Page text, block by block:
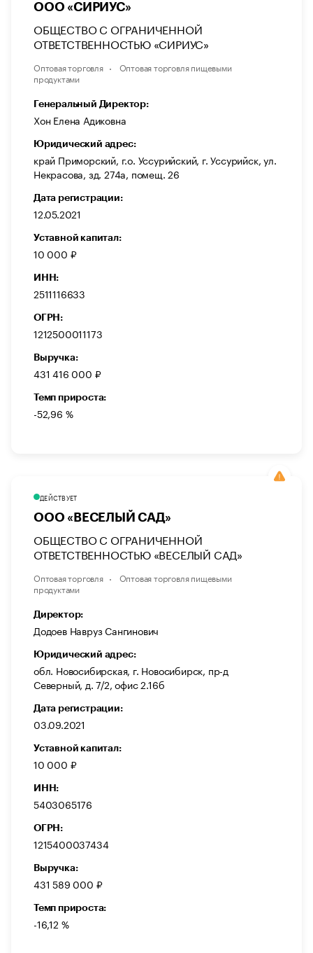
ООО «СИРИУС»
ОБЩЕСТВО С ОГРАНИЧЕННОЙ
ОТВЕТСТВЕННОСТЬЮ «СИРИУС»
Оптовая торговля
Оптовая торговля пищевыми
продуктами
Генеральный Директор:
Хон Елена Адиковна
Юридический адрес:
край Приморский, г.о. Уссурийский, г. Уссурийск, ул.
Некрасова, зд. 274а, помещ. 26
Дата регистрации:
12.05.2021
Уставной капитал:
10 000 ₽
ИНН:
2511116633
ОГРН:
1212500011173
Выручка:
431 416 000 ₽
Темп прироста:
-52,96 %
ДЕЙСТВУЕТ
ООО «ВЕСЕЛЫЙ САД»
ОБЩЕСТВО С ОГРАНИЧЕННОЙ
ОТВЕТСТВЕННОСТЬЮ «ВЕСЕЛЫЙ САД»
Оптовая торговля
Оптовая торговля пищевыми
продуктами
Директор:
Додоев Навруз Сангинович
Юридический адрес:
обл. Новосибирская, г. Новосибирск, пр-д
Северный, д. 7/2, офис 2.16б
Дата регистрации:
03.09.2021
Уставной капитал:
10 000 ₽
ИНН:
5403065176
ОГРН:
1215400037434
Выручка:
431 589 000 ₽
Темп прироста:
-16,12 %